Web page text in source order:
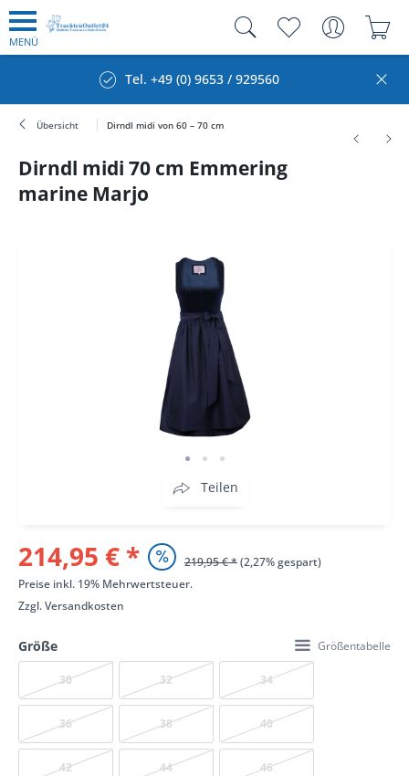
MENÜ
Tel. +49 (0) 9653 / 929560
Übersicht Dirndl midi von 60 – 70 cm
Dirndl midi 70 cm Emmering
marine Marjo
Teilen
214,95 € * 219,95 € *(2,27% gespart)
Preise inkl. 19% Mehrwertsteuer.
Zzgl.Versandkosten
Größe Größentabelle
30 32 34
36 38 40
42 44 46